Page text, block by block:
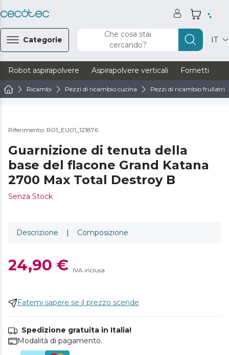
Categorie
Che cosa stai
cercando?
IT
Robot aspirapolvere Aspirapolvere verticali Fornetti
Ricambi Pezzi di ricambio cucina Pezzi di ricambio
Riferimento: R01_EU01_121876
Guarnizione di tenuta della
base del flacone Grand Katana
2700 Max Total Destroy B
Senza Stock
Descrizione | Composizione
24,90 € IVA inclusa
Fatemi sapere se il prezzo scende
Spedizione gratuita in Italia!
Modalità di pagamento.